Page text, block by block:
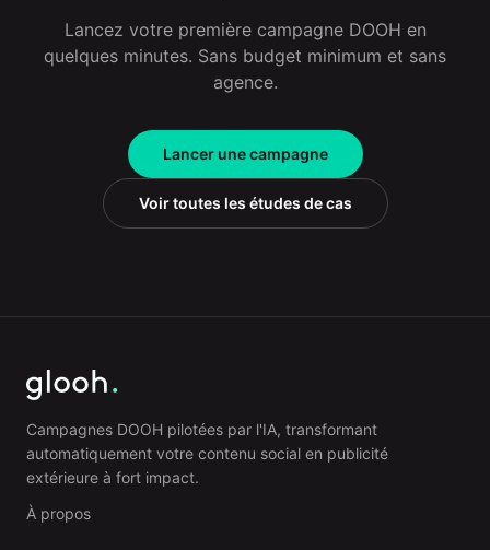
Lancez votre première campagne DOOH en
quelques minutes. Sans budget minimum et sans
agence.
Lancer une campagne
Voir toutes les études de cas
Campagnes DOOH pilotées par l'IA, transformant
automatiquement votre contenu social en publicité
extérieure à fort impact.
À propos